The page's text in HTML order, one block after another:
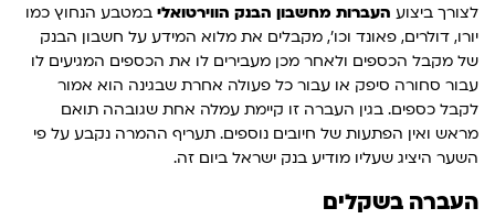
לצורך ביצוע העברות מחשבון הבנק הווירטואלי במטבע הנחוץ כמו
יורו, דולרים, פאונד וכו', מקבלים את מלוא המידע על חשבון הבנק
של מקבל הכספים ולאחר מכן מעבירים לו את הכספים המגיעים לו
עבור סחורה סיפק או עבור כל פעולה אחרת שבגינה הוא אמור
לקבל כספים. בגין העברה זו קיימת עמלה אחת שגובהה תואם
מראש ואין הפתעות של חיובים נוספים. תעריף ההמרה נקבע על פי
השער היציג שעליו מודיע בנק ישראל ביום זה.
העברה בשקלים